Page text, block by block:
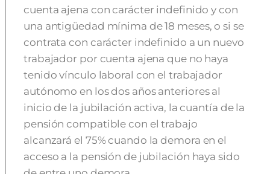
cuenta ajena con carácter indefinido y con
una antigüedad mínima de 18 meses, o si se
contrata con carácter indefinido a un nuevo
trabajador por cuenta ajena que no haya
tenido vínculo laboral con el trabajador
autónomo en los dos años anteriores al
inicio de la jubilación activa, la cuantía de la
pensión compatible con el trabajo
alcanzará el 75% cuando la demora en el
acceso a la pensión de jubilación haya sido